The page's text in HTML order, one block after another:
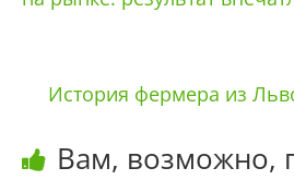
История фермера из
Вам, возможно,